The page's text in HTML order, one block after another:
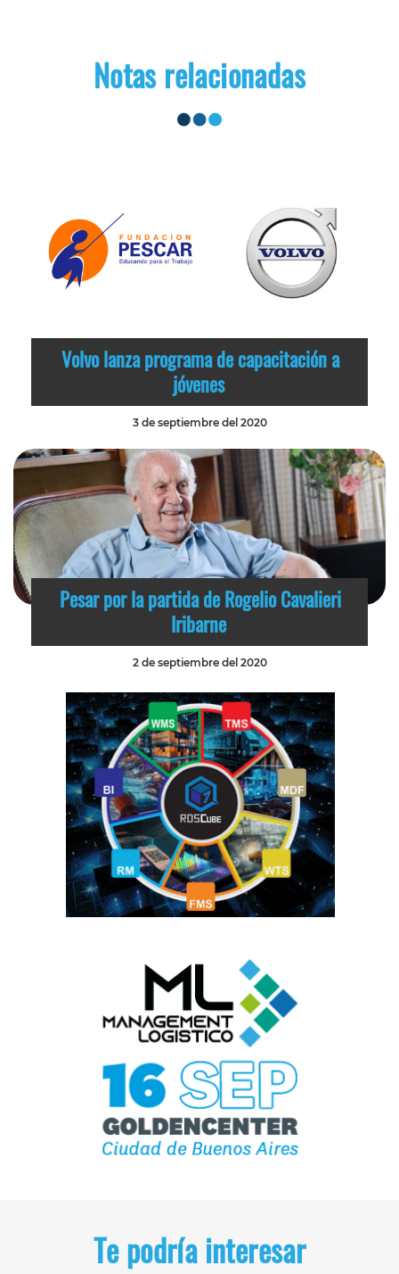
Notas relacionadas
Volvo lanza programa de capacitación a
jóvenes
3 de septiembre del 2020
Pesar por la partida de Rogelio Cavalieri
Iribarne
2 de septiembre del 2020
Te podría interesar